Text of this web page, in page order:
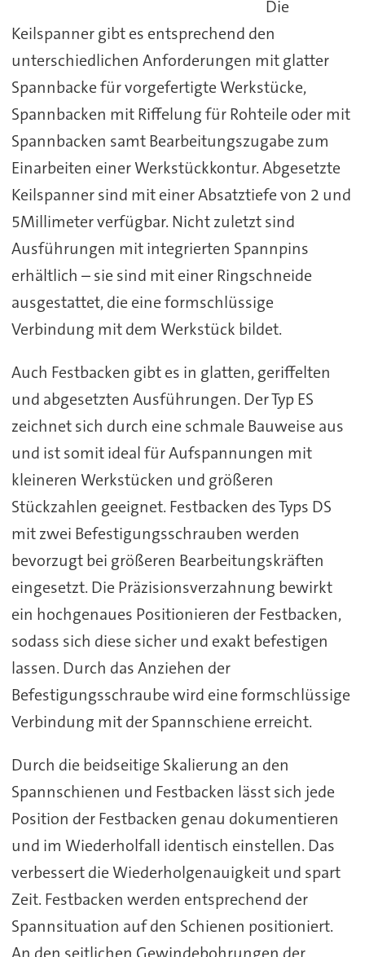
Die
Keilspanner gibt es entsprechend den
unterschiedlichen Anforderungen mit glatter
Spannbacke für vorgefertigte Werkstücke,
Spannbacken mit Riffelung für Rohteile oder mit
Spannbacken samt Bearbeitungszugabe zum
Einarbeiten einer Werkstückkontur. Abgesetzte
Keilspanner sind mit einer Absatztiefe von 2 und
5Millimeter verfügbar. Nicht zuletzt sind
Ausführungen mit integrierten Spannpins
erhältlich – sie sind mit einer Ringschneide
ausgestattet, die eine formschlüssige
Verbindung mit dem Werkstück bildet.
Auch Festbacken gibt es in glatten, geriffelten
und abgesetzten Ausführungen. Der Typ ES
zeichnet sich durch eine schmale Bauweise aus
und ist somit ideal für Aufspannungen mit
kleineren Werkstücken und größeren
Stückzahlen geeignet. Festbacken des Typs DS
mit zwei Befestigungsschrauben werden
bevorzugt bei größeren Bearbeitungskräften
eingesetzt. Die Präzisionsverzahnung bewirkt
ein hochgenaues Positionieren der Festbacken,
sodass sich diese sicher und exakt befestigen
lassen. Durch das Anziehen der
Befestigungsschraube wird eine formschlüssige
Verbindung mit der Spannschiene erreicht.
Durch die beidseitige Skalierung an den
Spannschienen und Festbacken lässt sich jede
Position der Festbacken genau dokumentieren
und im Wiederholfall identisch einstellen. Das
verbessert die Wiederholgenauigkeit und spart
Zeit. Festbacken werden entsprechend der
Spannsituation auf den Schienen positioniert.